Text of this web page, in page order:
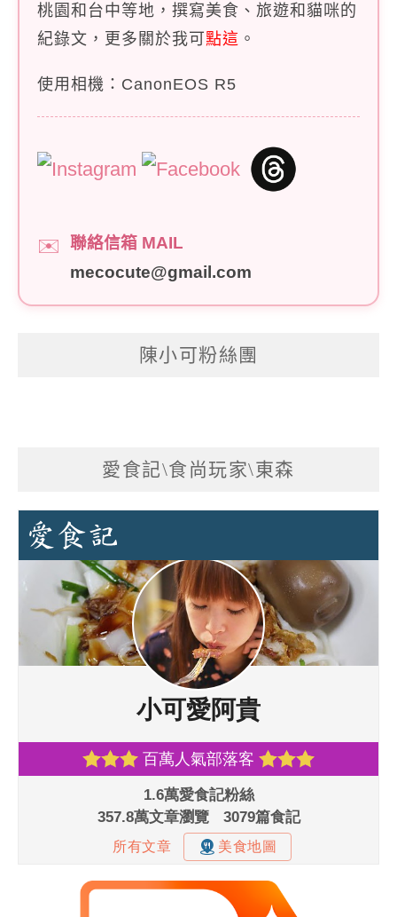
桃園和台中等地，撰寫美食、旅遊和貓咪的
紀錄文，更多關於我可點這 。
使用相機：CanonEOS R5
✉️
聯絡信箱 MAIL
mecocute@gmail.com
陳小可粉絲團
愛食記\食尚玩家\東森